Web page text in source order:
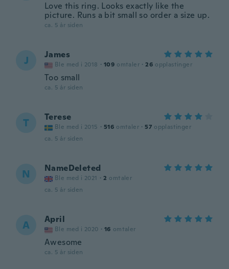
Love this ring. Looks exactly like the
picture. Runs a bit small so order a size up.
ca. 5 år siden
J James
Ble med i 2018 · 109 omtaler · 26 opplastinger
Too small
ca. 5 år siden
T Terese
Ble med i 2015 · 516 omtaler · 57 opplastinger
ca. 5 år siden
N NameDeleted
Ble med i 2021 · 2 omtaler
ca. 5 år siden
A April
Ble med i 2020 · 16 omtaler
Awesome
ca. 5 år siden